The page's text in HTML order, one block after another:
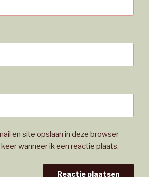
en site opslaan in deze browser
wanneer ik een reactie plaats.